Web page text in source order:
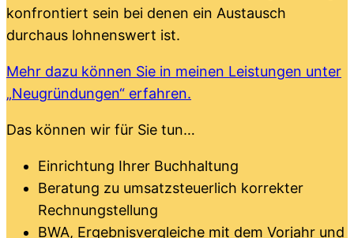
konfrontiert sein bei denen ein Austausch
durchaus lohnenswert ist.
Mehr dazu können Sie in meinen Leistungen unter
„Neugründungen“ erfahren.
Das können wir für Sie tun…
Einrichtung Ihrer Buchhaltung
Beratung zu umsatzsteuerlich korrekter
Rechnungstellung
BWA, Ergebnisvergleiche mit dem Vorjahr und